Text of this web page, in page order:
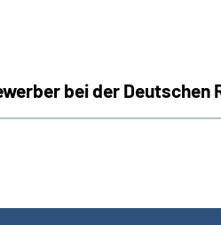
bei der Deutschen